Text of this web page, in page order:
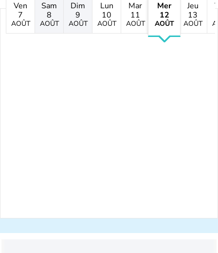
Ven
7
AOÛT
Sam
8
AOÛT
Dim
9
AOÛT
Lun
10
AOÛT
Mar
11
AOÛT
Mer
12
AOÛT
Jeu
13
AOÛT